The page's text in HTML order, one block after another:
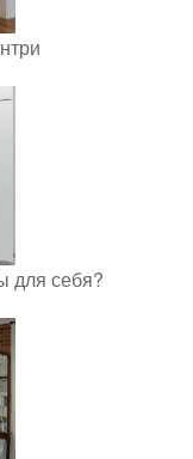
для себя?